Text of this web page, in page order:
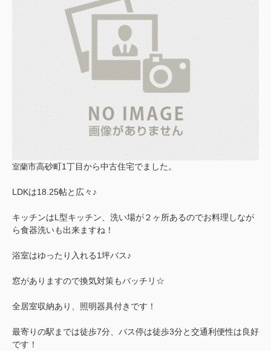
室蘭市高砂町1丁目から中古住宅でました。
LDKは18.25帖と広々♪
キッチンはL型キッチン、洗い場が２ヶ所あるのでお料理しなが
ら食器洗いも出来ますね！
浴室はゆったり入れる1坪バス♪
窓がありますので換気対策もバッチリ☆
全居室収納あり、照明器具付きです！
最寄りの駅までは徒歩7分、バス停は徒歩3分と交通利便性は良好
です！